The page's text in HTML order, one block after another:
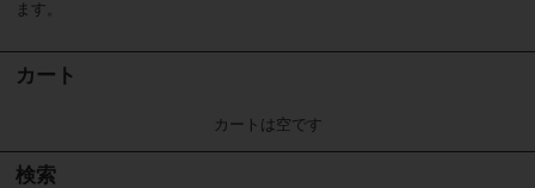
ます。
カート
カートは空です
検索